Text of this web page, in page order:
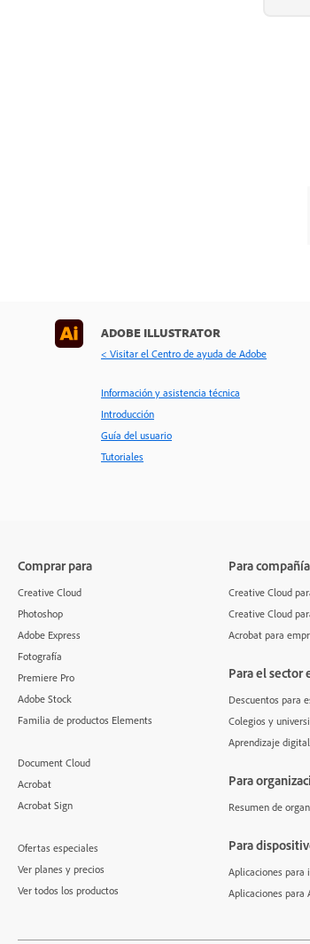
ADOBE ILLUSTRATOR
< Visitar el Centro de ayuda de Adobe
Información y asistencia técnica
Introducción
Guía del usuario
Tutoriales
Comprar para
Creative Cloud
Photoshop
Adobe Express
Fotografía
Premiere Pro
Adobe Stock
Familia de productos Elements
Document Cloud
Acrobat
Acrobat Sign
Ofertas especiales
Ver planes y precios
Ver todos los productos
Para
Creative Cloud
Creative Cloud
Acrobat para
Para el sector
Descuentos para
Colegios y
Aprendizaje digital
Para
Resumen de
Para
Aplicaciones para
Aplicaciones para